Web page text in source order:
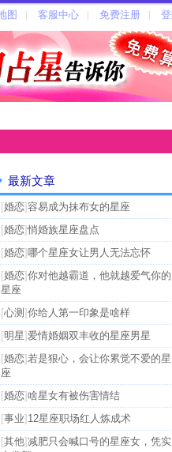
最新文章
[婚恋]容易成为抹布女的星座
[婚恋]悄婚族星座盘点
[婚恋]哪个星座女让男人无法忘怀
[婚恋]你对他越霸道，他就越爱气你的
星座
[心测 ]你给人第一印象是啥样
[明星]爱情婚姻双丰收的星座男星
[婚恋]若是狠心，会让你累觉不爱的星
座
[婚恋]啥星女有被伤害情结
[事业] 12星座职场红人炼成术
[其他]减肥只会喊口号的星座女，凭实